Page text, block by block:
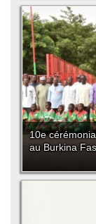
10e
au Burkina